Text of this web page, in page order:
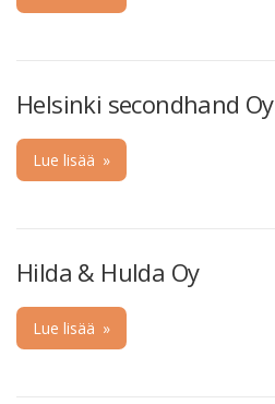
Helsinki secondhand Oy
Lue lisää »
Hilda & Hulda Oy
Lue lisää »